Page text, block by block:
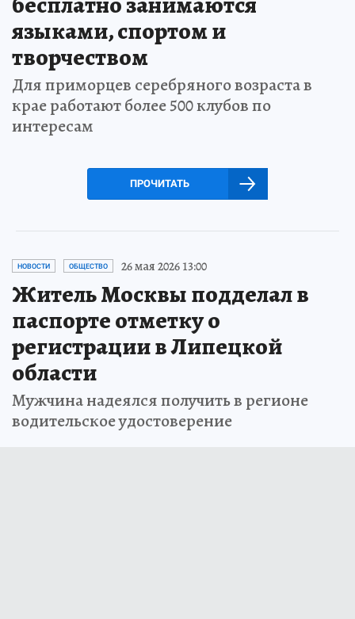
языками, спортом и
творчеством
Для приморцев серебряного возраста в
крае работают более 500 клубов по
интересам
ПРОЧИТАТЬ
НОВОСТИ ОБЩЕСТВО 26 мая 2026 13:00
Житель Москвы подделал в
паспорте отметку о
регистрации в Липецкой
области
Мужчина надеялся получить в регионе
водительское удостоверение